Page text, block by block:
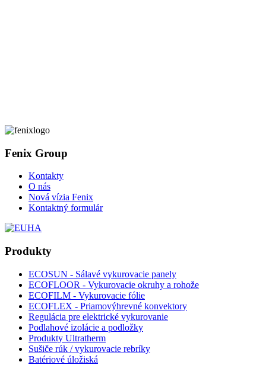
Fenix Group
Kontakty
O nás
Nová vízia Fenix
Kontaktný formulár
Produkty
ECOSUN - Sálavé vykurovacie panely
ECOFLOOR - Vykurovacie okruhy a rohože
ECOFILM - Vykurovacie fólie
ECOFLEX - Priamovýhrevné konvektory
Regulácia pre elektrické vykurovanie
Podlahové izolácie a podložky
Produkty Ultratherm
Sušiče rúk / vykurovacie rebríky
Batériové úložiská